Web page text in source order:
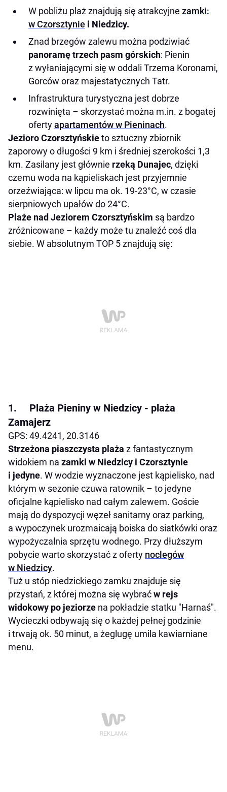
W pobliżu plaż znajdują się atrakcyjne zamki:
w Czorsztynie i Niedzicy.
Znad brzegów zalewu można podziwiać
panoramę trzech pasm górskich: Pienin
z wyłaniającymi się w oddali Trzema Koronami,
Gorców oraz majestatycznych Tatr.
Infrastruktura turystyczna jest dobrze
rozwinięta – skorzystać można m.in. z bogatej
ofertyapartamentów w Pieninach.
Jezioro Czorsztyńskieto sztuczny zbiornik
zaporowy o długości 9 km i średniej szerokości 1,3
km. Zasilany jest głównie rzeką Dunajec, dzięki
czemu woda na kąpieliskach jest przyjemnie
orzeźwiająca: w lipcu ma ok. 19-23°C, w czasie
sierpniowych upałów do 24°C.
Plaże nad Jeziorem Czorsztyńskim są bardzo
zróżnicowane – każdy może tu znaleźć coś dla
siebie. W absolutnym TOP 5 znajdują się:
1. Plaża Pieniny w Niedzicy - plaża
Zamajerz
GPS: 49.4241, 20.3146
Strzeżona piaszczysta plaża z fantastycznym
widokiem na zamki w Niedzicy i Czorsztynie
i jedyne. W wodzie wyznaczone jest kąpielisko, nad
którym w sezonie czuwa ratownik – to jedyne
oficjalne kąpielisko nad całym zalewem. Goście
mają do dyspozycji węzeł sanitarny oraz parking,
a wypoczynek urozmaicają boiska do siatkówki oraz
wypożyczalnia sprzętu wodnego. Przy dłuższym
pobycie warto skorzystać z oferty noclegów
w Niedzicy.
Tuż u stóp niedzickiego zamku znajduje się
przystań, z której można się wybraćw rejs
widokowy po jeziorze na pokładzie statku "Harnaś".
Wycieczki odbywają się o każdej pełnej godzinie
i trwają ok. 50 minut, a żeglugę umila kawiarniane
menu.